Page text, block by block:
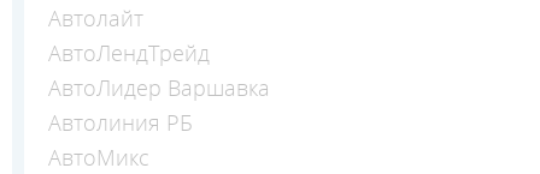
Автолайт
АвтоЛендТрейд
АвтоЛидер Варшавка
Автолиния РБ
АвтоМикс